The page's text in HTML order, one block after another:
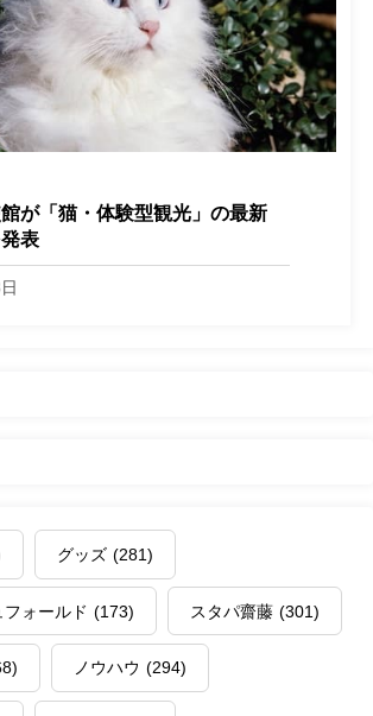
館が「猫・体験型観光」の最新
表
グッズ (281)
ォールド (173) スタパ齋藤 (301)
ノウハウ (294)